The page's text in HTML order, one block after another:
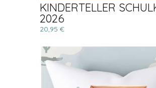
KINDERTELLER
2026
20,95 €